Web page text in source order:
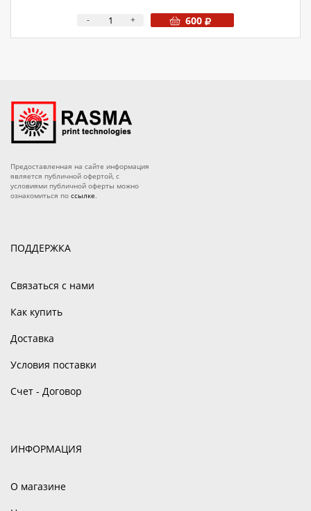
- + 600
Предоставленная на сайте информация
является публичной офертой, с
условиями публичной оферты можно
ознакомиться по ссылке.
ПОДДЕРЖКА
Связаться с нами
Как купить
Доставка
Условия поставки
Счет - Договор
ИНФОРМАЦИЯ
О магазине